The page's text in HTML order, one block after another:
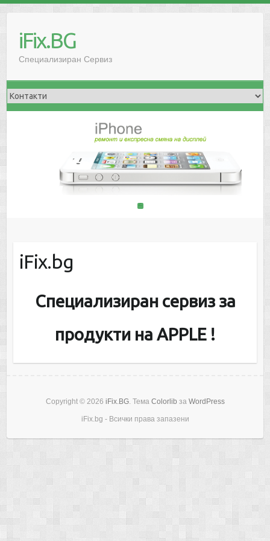
iFix.BG
Специализиран Сервиз
2
iFix.bg
Специализиран сервиз за
продукти на APPLE !
Copyright © 2026 iFix.BG. Тема Colorlib за WordPress
iFix.bg - Всички права запазени